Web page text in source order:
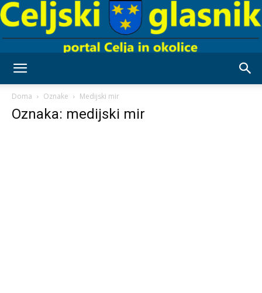
Doma Oznake Medijski mir
Oznaka: medijski mir